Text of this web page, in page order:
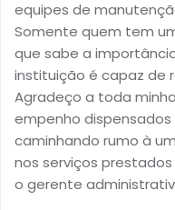
equipes de
Somente quem tem
que sabe a
instituição é capaz de
Agradeço a toda
empenho dispensados
caminhando rumo à
nos serviços
o gerente